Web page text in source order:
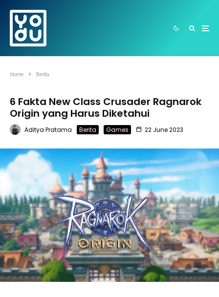
Home Berita
6 Fakta New Class Crusader Ragnarok
Origin yang Harus Diketahui
Aditya Pratama Berita Games 22 June 2023